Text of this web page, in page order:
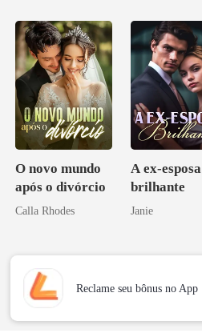
O novo mundo
após o divórcio
Calla Rhodes
A ex-esposa
brilhante
Janie
Reclame seu bônus no App